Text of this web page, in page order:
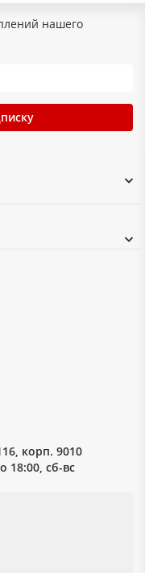
нашего
корп. 9010
18:00, сб-вс